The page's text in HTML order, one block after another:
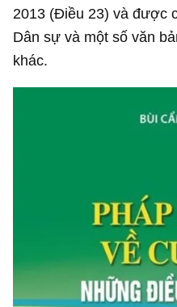
2013 (Điều 23) và được
Dân sự và một số văn
khác.